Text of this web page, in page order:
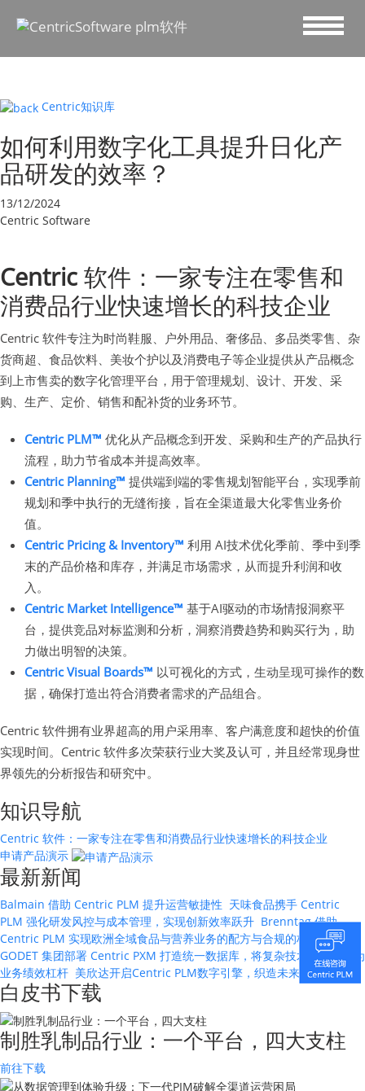
Centric知识库
如何利用数字化工具提升日化产
品研发的效率？
13/12/2024
Centric Software
Centric 软件：一家专注在零售和
消费品行业快速增长的科技企业
Centric 软件专注为时尚鞋服、户外用品、奢侈品、多品类零售、杂
货商超、食品饮料、美妆个护以及消费电子等企业提供从产品概念
到上市售卖的数字化管理平台，用于管理规划、设计、开发、采
购、生产、定价、销售和配补货的业务环节。
Centric PLM™ 优化从产品概念到开发、采购和生产的产品执行
流程，助力节省成本并提高效率。
Centric Planning™ 提供端到端的零售规划智能平台，实现季前
规划和季中执行的无缝衔接，旨在全渠道最大化零售业务价
值。
Centric Pricing & Inventory™ 利用 AI技术优化季前、季中到季
末的产品价格和库存，并满足市场需求，从而提升利润和收
入。
Centric Market Intelligence™ 基于AI驱动的市场情报洞察平
台，提供竞品对标监测和分析，洞察消费趋势和购买行为，助
力做出明智的决策。
Centric Visual Boards™ 以可视化的方式，生动呈现可操作的数
据，确保打造出符合消费者需求的产品组合。
Centric 软件拥有业界超高的用户采用率、客户满意度和超快的价值
实现时间。Centric 软件多次荣获行业大奖及认可，并且经常现身世
界领先的分析报告和研究中。
知识导航
Centric 软件：一家专注在零售和消费品行业快速增长的科技企业
申请产品演示
最新新闻
Balmain 借助 Centric PLM 提升运营敏捷性 天味食品携手 Centric
PLM 强化研发风控与成本管理，实现创新效率跃升 Brenntag 借助
Centric PLM 实现欧洲全域食品与营养业务的配方与合规的标准化管理
GODET 集团部署 Centric PXM 打造统一数据库，将复杂技术数据转化为
业务绩效杠杆 美欣达开启Centric PLM数字引擎，织造未来
白皮书下载
制胜乳制品行业：一个平台，四大支柱
前往下载